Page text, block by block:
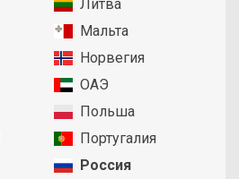
Литва
Мальта
Норвегия
ОАЭ
Польша
Португалия
Россия